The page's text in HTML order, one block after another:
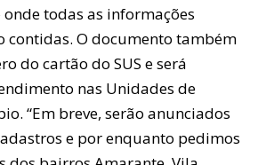
todas as informações
contidas. O documento também
do cartão do SUS e será
nas Unidades de
“Em breve, serão anunciados
e por enquanto pedimos